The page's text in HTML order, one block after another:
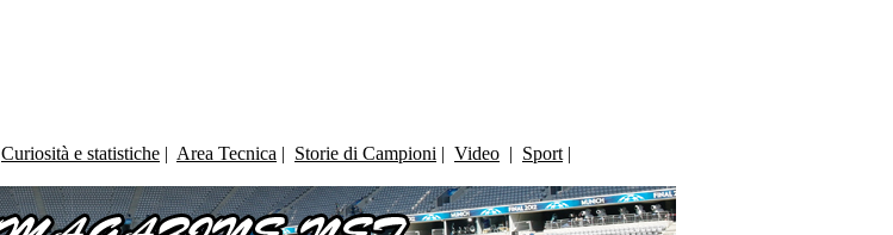
Curiosità e statistiche | Area Tecnica | Storie di Campioni | Video | Sport |